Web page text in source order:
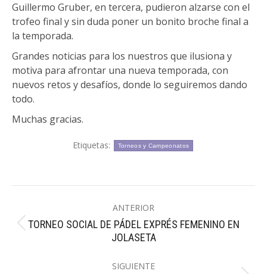
Guillermo Gruber, en tercera, pudieron alzarse con el
trofeo final y sin duda poner un bonito broche final a
la temporada.
Grandes noticias para los nuestros que ilusiona y
motiva para afrontar una nueva temporada, con
nuevos retos y desafíos, donde lo seguiremos dando
todo.
Muchas gracias.
Etiquetas: Torneos y Campeonatos
entre
publicaciones
ANTERIOR
Publicación
anterior:
TORNEO SOCIAL DE PÁDEL EXPRÉS FEMENINO EN
JOLASETA
SIGUIENTE